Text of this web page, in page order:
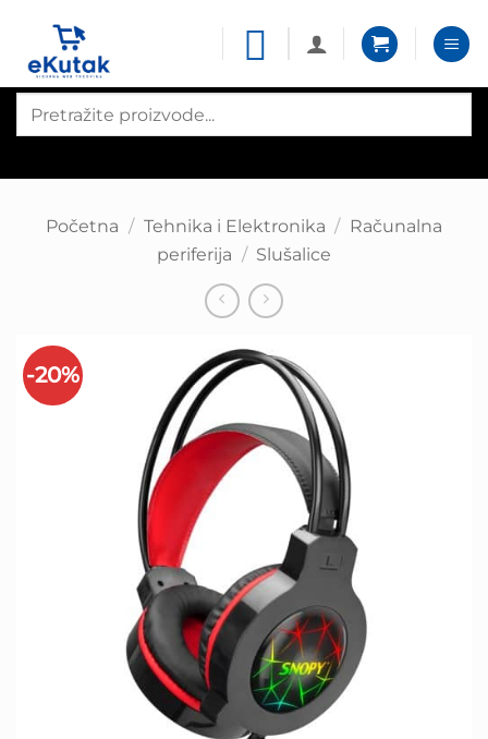
content
search
Početna / Tehnika i Elektronika / Računalna
periferija / Slušalice
-20%